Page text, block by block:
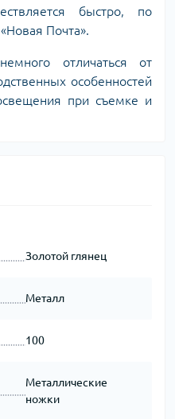
быстро, по
Почта».
отличаться от
особенностей
при съемке и
Золотой глянец
Металл
100
Металлические
ножки